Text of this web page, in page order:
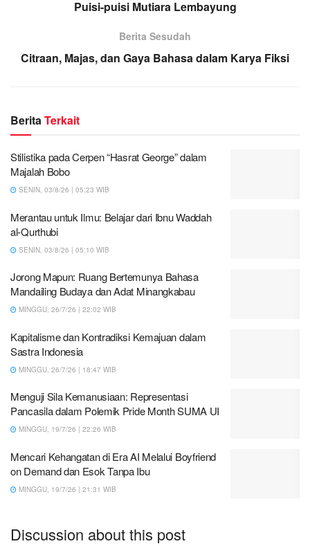
Puisi-puisi Mutiara Lembayung
Berita Sesudah
Citraan, Majas, dan Gaya Bahasa dalam Karya Fiksi
BeritaTerkait
Stilistika pada Cerpen “Hasrat George” dalam
Majalah Bobo
SENIN, 03/8/26 | 05:23 WIB
Merantau untuk Ilmu: Belajar dari Ibnu Waddah
al-Qurthubi
SENIN, 03/8/26 | 05:10 WIB
Jorong Mapun: Ruang Bertemunya Bahasa
Mandailing Budaya dan Adat Minangkabau
MINGGU, 26/7/26 | 22:02 WIB
Kapitalisme dan Kontradiksi Kemajuan dalam
Sastra Indonesia
MINGGU, 26/7/26 | 18:47 WIB
Menguji Sila Kemanusiaan: Representasi
Pancasila dalam Polemik Pride Month SUMA UI
MINGGU, 19/7/26 | 22:26 WIB
Mencari Kehangatan di Era AI Melalui Boyfriend
on Demand dan Esok Tanpa Ibu
MINGGU, 19/7/26 | 21:31 WIB
Discussion about this post